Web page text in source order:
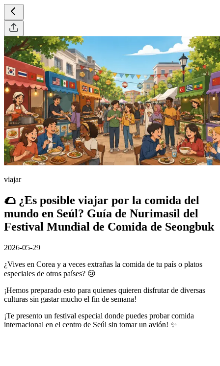
viajar
🌮 ¿Es posible viajar por la comida del
mundo en Seúl? Guía de Nurimasil del
Festival Mundial de Comida de Seongbuk
2026-05-29
¿Vives en Corea y a veces extrañas la comida de tu país o platos
especiales de otros países? 😢
¡Hemos preparado esto para quienes quieren disfrutar de diversas
culturas sin gastar mucho el fin de semana!
¡Te presento un festival especial donde puedes probar comida
internacional en el centro de Seúl sin tomar un avión! ✨